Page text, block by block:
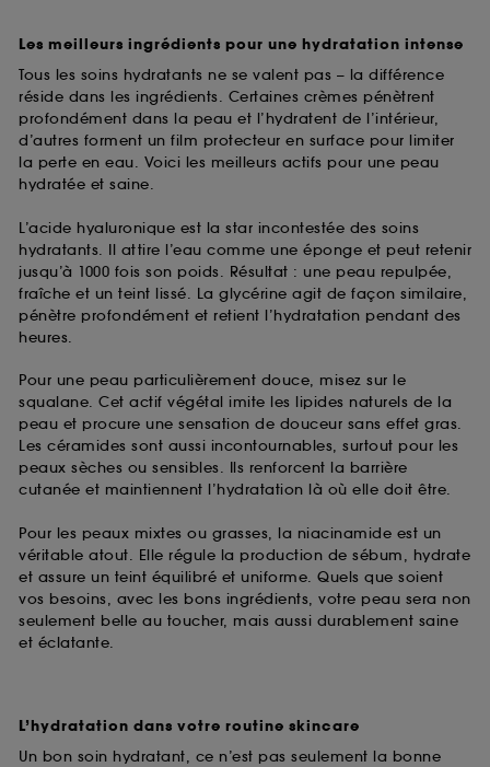
Les meilleurs ingrédients pour une hydratation intense
Tous les soins hydratants ne se valent pas – la différence
réside dans les ingrédients. Certaines crèmes pénètrent
profondément dans la peau et l’hydratent de l’intérieur,
d’autres forment un film protecteur en surface pour limiter
la perte en eau. Voici les meilleurs actifs pour une peau
hydratée et saine.
L’acide hyaluronique est la star incontestée des soins
hydratants. Il attire l’eau comme une éponge et peut retenir
jusqu’à 1000 fois son poids. Résultat : une peau repulpée,
fraîche et un teint lissé. La glycérine agit de façon similaire,
pénètre profondément et retient l’hydratation pendant des
heures.
Pour une peau particulièrement douce, misez sur le
squalane. Cet actif végétal imite les lipides naturels de la
peau et procure une sensation de douceur sans effet gras.
Les céramides sont aussi incontournables, surtout pour les
peaux sèches ou sensibles. Ils renforcent la barrière
cutanée et maintiennent l’hydratation là où elle doit être.
Pour les peaux mixtes ou grasses, la niacinamide est un
véritable atout. Elle régule la production de sébum, hydrate
et assure un teint équilibré et uniforme. Quels que soient
vos besoins, avec les bons ingrédients, votre peau sera non
seulement belle au toucher, mais aussi durablement saine
et éclatante.
L’hydratation dans votre routine skincare
Un bon soin hydratant, ce n’est pas seulement la bonne